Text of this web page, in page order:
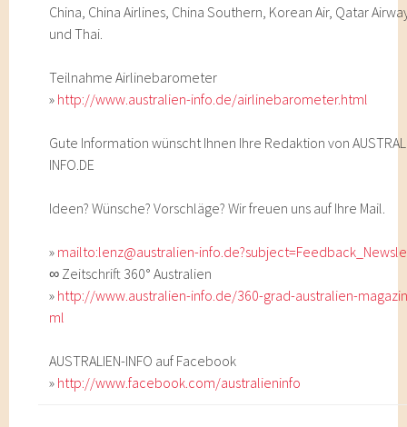
China, China Airlines, China Southern, Korean Air, Qatar
und Thai.
Teilnahme Airlinebarometer
» http://www.australien-info.de/airlinebarometer.html
Gute Information wünscht Ihnen Ihre Redaktion von
INFO.DE
Ideen? Wünsche? Vorschläge? Wir freuen uns auf Ihre Mail.
» mailto:lenz@australien-
∞ Zeitschrift 360° Australien
» http://www.australien-info.de/360-grad-australien-
ml
AUSTRALIEN-INFO auf Facebook
» http://www.facebook.com/australieninfo